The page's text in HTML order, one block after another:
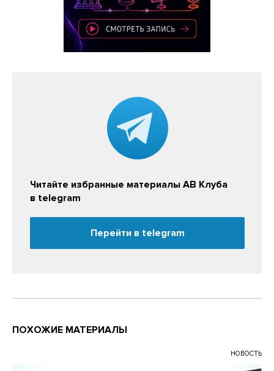
Читайте избранные материалы АВ Клуба
в telegram
Перейти в telegram
ПОХОЖИЕ МАТЕРИАЛЫ
НОВОСТЬ